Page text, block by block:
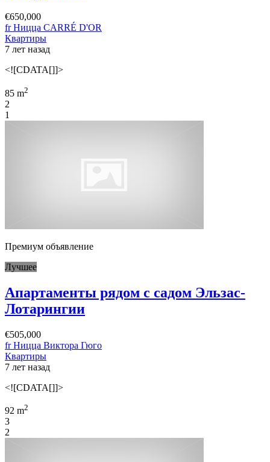
€650,000
fr Ницца CARRÉ D'OR
Квартиры
7 лет назад
<![CDATA[]]>
85 m2
2
1
Премиум объявление
Лучшее
Апартаменты рядом с садом Эльзас-
Лотарингии
€505,000
fr Ницца Виктора Гюго
Квартиры
7 лет назад
<![CDATA[]]>
92 m2
3
2